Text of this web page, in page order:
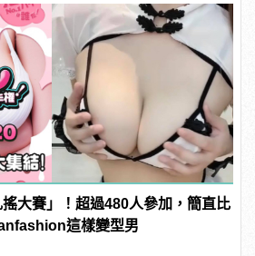
大賽」！超過480人參加，簡直比
這樣變型男